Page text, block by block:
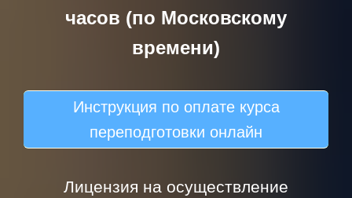
часов (по Московскому
времени)
Инструкция по оплате курса
переподготовки онлайн
Лицензия на осуществление